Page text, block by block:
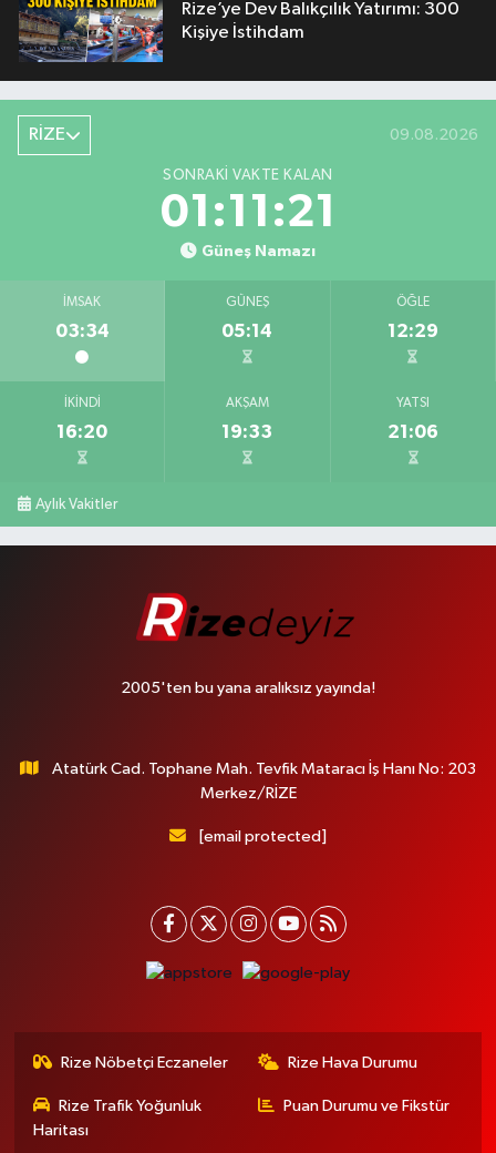
Rize’ye Dev Balıkçılık Yatırımı: 300
Kişiye İstihdam
RİZE 09.08.2026
SONRAKI VAKTE KALAN
01:11:20
Güneş Namazı
İMSAK
03:34
GÜNEŞ
05:14
ÖĞLE
12:29
İKINDI
16:20
AKŞAM
19:33
YATSI
21:06
Aylık Vakitler
2005'ten bu yana aralıksız yayında!
Atatürk Cad. Tophane Mah. Tevfik Mataracı İş Hanı No: 203
Merkez/RİZE
[email protected]
Rize Nöbetçi Eczaneler Rize Hava Durumu
Rize Trafik Yoğunluk
Haritası
Puan Durumu ve Fikstür